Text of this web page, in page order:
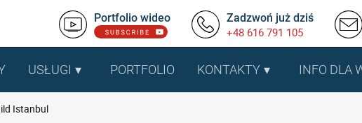
Portfolio wideo Zadzwoń już dziś
+48 616 791 105
USŁUGI PORTFOLIO KONTAKTY INFO DLA
Istanbul